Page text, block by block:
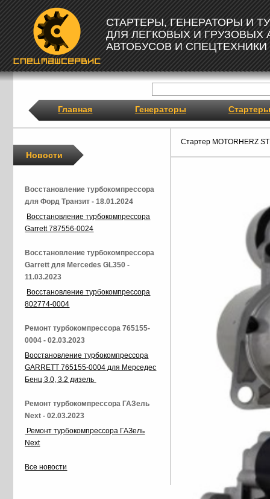
СТАРТЕРЫ, ГЕНЕРАТОРЫ И
ДЛЯ ЛЕГКОВЫХ И ГРУЗОВЫХ
АВТОБУСОВ И СПЕЦТЕХНИКИ
Главная Генераторы Стартеры
Стартер MOTORHERZ
Новости
Восстановление турбокомпрессора
для Форд Транзит - 18.01.2024
Восстановление турбокомпрессора
Garrett 787556-0024
Восстановление турбокомпрессора
Garrett для Mercedes GL350 -
11.03.2023
Восстановление турбокомпрессора
802774-0004
Ремонт турбокомпрессора 765155-
0004 - 02.03.2023
Восстановление турбокомпрессора
GARRETT 765155-0004 для Мерседес
Бенц 3.0, 3.2 дизель
Ремонт турбокомпрессора ГАЗель
Next - 02.03.2023
Ремонт турбокомпрессора ГАЗель
Next
Все новости